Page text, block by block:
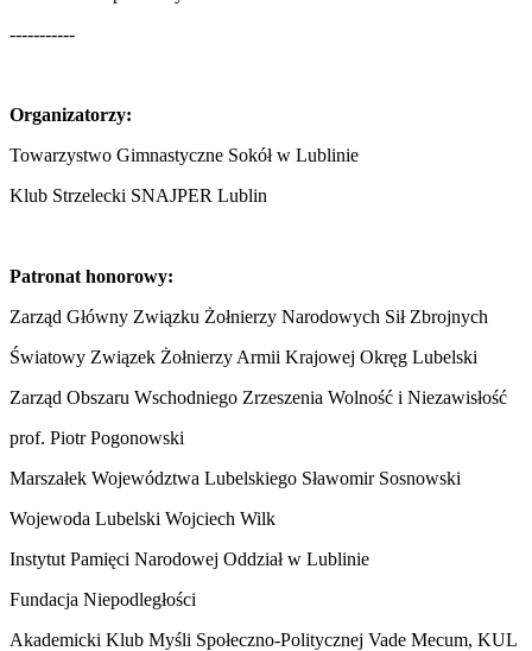
-----------
Organizatorzy:
Towarzystwo Gimnastyczne Sokół w Lublinie
Klub Strzelecki SNAJPER Lublin
Patronat honorowy:
Zarząd Główny Związku Żołnierzy Narodowych Sił Zbrojnych
Światowy Związek Żołnierzy Armii Krajowej Okręg Lubelski
Zarząd Obszaru Wschodniego Zrzeszenia Wolność i Niezawisłość
prof. Piotr Pogonowski
Marszałek Województwa Lubelskiego Sławomir Sosnowski
Wojewoda Lubelski Wojciech Wilk
Instytut Pamięci Narodowej Oddział w Lublinie
Fundacja Niepodległości
Akademicki Klub Myśli Społeczno-Politycznej Vade Mecum, KUL